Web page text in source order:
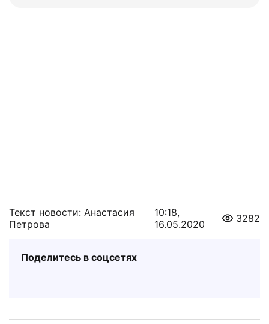
Текст новости: Анастасия
Петрова
10:18,
16.05.2020
3282
Поделитесь в соцсетях